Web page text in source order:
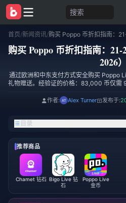
搜索
首页/新闻资讯/
购买 Poppo 币折扣指南：
2026）
通过欧洲和中东支付方式安全购买 Poppo
礼物赠送。经验证的价格：83,000 币仅需
（SEPA、Mada 卡）以及最大化节省成本
作者: Alex Turner 发布于:
目录
推荐商品
Chamet 钻石 Bigo Live 钻
石
Poppo Live
金币